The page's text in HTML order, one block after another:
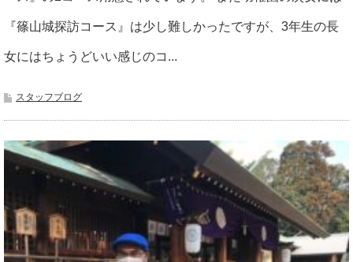
『篠山城探訪コース』は少し難しかったですが、3年生の長
女にはちょうどいい感じのコ...
スタッフブログ